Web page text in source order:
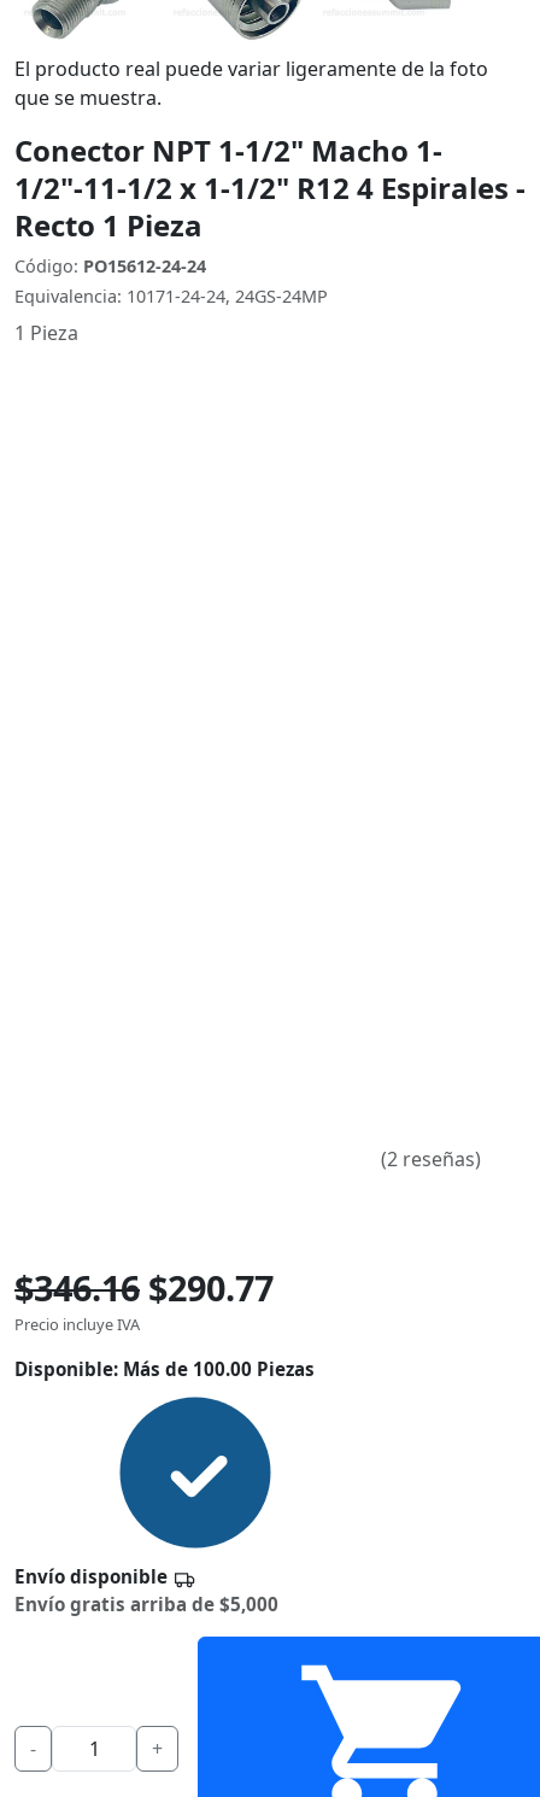
El producto real puede variar ligeramente de la foto
que se muestra.
Conector NPT 1-1/2" Macho 1-
1/2"-11-1/2 x 1-1/2" R12 4 Espirales -
Recto 1 Pieza
Código: PO15612-24-24
Equivalencia: 10171-24-24, 24GS-24MP
1 Pieza
(2 reseñas)
$346.16 $290.77
Precio incluye IVA
Disponible: Más de 100.00 Piezas
Envío disponible
Envío gratis arriba de $5,000
- +